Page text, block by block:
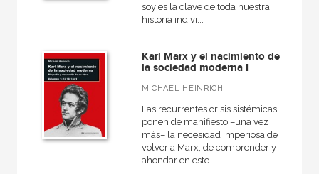
soy es la clave de toda nuestra
historia indivi...
Karl Marx y el nacimiento de
la sociedad moderna I
MICHAEL HEINRICH
Las recurrentes crisis sistémicas
ponen de manifiesto –una vez
más– la necesidad imperiosa de
volver a Marx, de comprender y
ahondar en este...